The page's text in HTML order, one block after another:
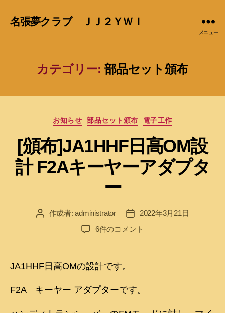
名張夢クラブ ＪＪ２ＹＷＩ
メニュー
カテゴリー: 部品セット頒布
カ
ゴ
リ
ー
お知らせ 部品セット頒布 電子工作
[頒布]JA1HHF日高OM設
計 F2Aキーヤーアダプタ
ー
投 作成者:administrator
投
2022年3月21日
[頒
高
OM
設
計
6件のコメント
JA1HHF日高OMの設計です。
F2A キーヤー アダプターです。